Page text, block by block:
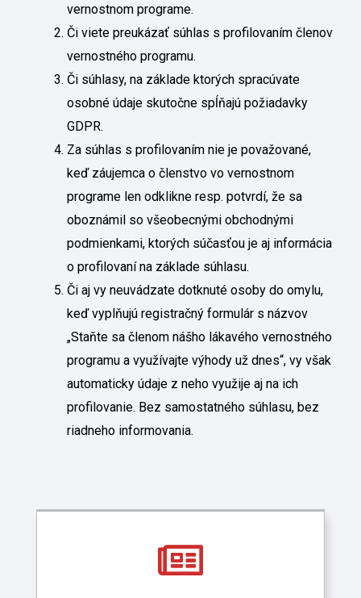
vernostnom programe.
Či viete preukázať súhlas s profilovaním členov
vernostného programu.
Či súhlasy, na základe ktorých spracúvate
osobné údaje skutočne spĺňajú požiadavky
GDPR.
Za súhlas s profilovaním nie je považované,
keď záujemca o členstvo vo vernostnom
programe len odklikne resp. potvrdí, že sa
oboznámil so všeobecnými obchodnými
podmienkami, ktorých súčasťou je aj informácia
o profilovaní na základe súhlasu.
Či aj vy neuvádzate dotknuté osoby do omylu,
keď vyplňujú registračný formulár s názvov
„Staňte sa členom nášho lákavého vernostného
programu a využívajte výhody už dnes“, vy však
automaticky údaje z neho využije aj na ich
profilovanie. Bez samostatného súhlasu, bez
riadneho informovania.